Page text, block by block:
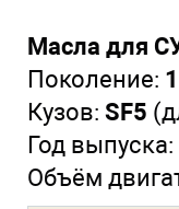
Масла для
Поколение: 1
Кузов: SF5
Год выпуска:
Объём